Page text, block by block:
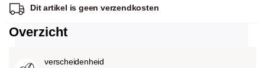
Dit artikel isgeen verzendkosten
Overzicht
verscheidenheid